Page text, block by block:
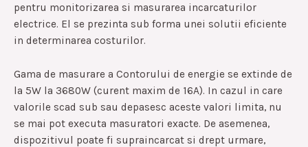
pentru monitorizarea si masurarea incarcaturilor
electrice. El se prezinta sub forma unei solutii eficiente
in determinarea costurilor.
Gama de masurare a Contorului de energie se extinde de
la 5W la 3680W (curent maxim de 16A). In cazul in care
valorile scad sub sau depasesc aceste valori limita, nu
se mai pot executa masuratori exacte. De asemenea,
dispozitivul poate fi supraincarcat si drept urmare,